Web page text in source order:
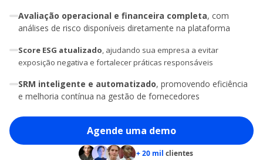
Avaliação operacional e financeira completa, com
análises de risco disponíveis diretamente na plataforma
Score ESG atualizado, ajudando sua empresa a evitar
exposição negativa e fortalecer práticas responsáveis
SRM inteligente e automatizado, promovendo eficiência
e melhoria contínua na gestão de fornecedores
Agende uma demo
+ 20 mil clientes